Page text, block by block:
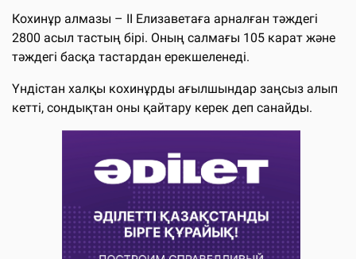
Кохинұр алмазы – ІІ Елизаветаға арналған тәждегі
2800 асыл тастың бірі. Оның салмағы 105 карат және
тәждегі басқа тастардан ерекшеленеді.
Үндістан халқы кохинұрды ағылшындар заңсыз алып
кетті, сондықтан оны қайтару керек деп санайды.